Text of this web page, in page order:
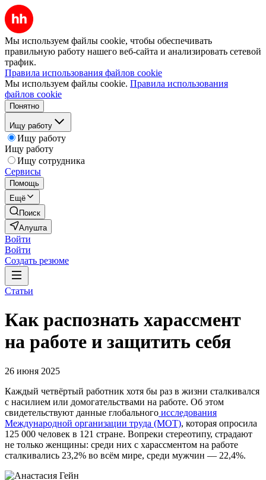
Мы используем файлы cookie, чтобы обеспечивать
правильную работу нашего веб-сайта и анализировать сетевой
трафик.
Правила использования файлов cookie
Мы используем файлы cookie. Правила использования
файлов cookie
Понятно
Ищу работу
Ищу работу
Ищу работу
Ищу сотрудника
Сервисы
Помощь
Ещё
Поиск
Алушта
Войти
Войти
Создать резюме
Статьи
Как распознать харассмент
на работе и защитить себя
26 июня 2025
Каждый четвёртый работник хотя бы раз в жизни сталкивался
с насилием или домогательствами на работе. Об этом
свидетельствуют данные глобального исследования
Международной организации труда (МОТ), которая опросила
125 000 человек в 121 стране. Вопреки стереотипу, страдают
не только женщины: среди них с харассментом на работе
сталкивались 23,2% во всём мире, среди мужчин — 22,4%.